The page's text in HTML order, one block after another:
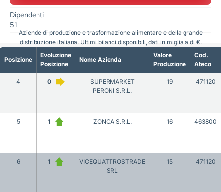
Dipendenti
51
Posizione
Evoluzione
Posizione
Nome Azienda
Valore
Produzione
Cod.
Ateco
4 0
SUPERMARKET
PERONI S.R.L.
19 471120
5 1 ZONCA S.R.L. 16 463800
6 1
VICEQUATTROSTRADE
SRL
15 471120
Aziende di produzione e trasformazione alimentare e della grande
distribuzione italiana. Ultimi bilanci disponibili, dati in migliaia di €.